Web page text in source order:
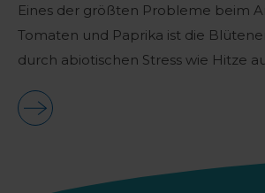
Eines der größten Probleme beim
Tomaten und Paprika ist die
durch abiotischen Stress wie Hitze